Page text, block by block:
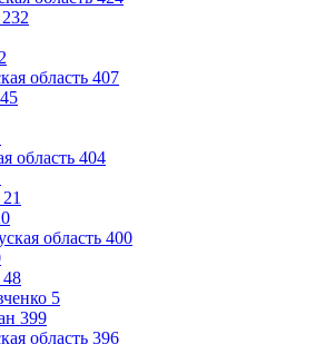
232
область 407
45
область 404
21
область 400
48
5
399
область 396